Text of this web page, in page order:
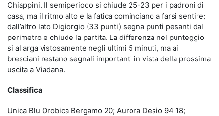
Chiappini. Il semiperiodo si chiude 25-23 per i padroni di
casa, ma il ritmo alto e la fatica cominciano a farsi sentire;
dall’altro lato Digiorgio (33 punti) segna punti pesanti dal
perimetro e chiude la partita. La differenza nel punteggio
si allarga vistosamente negli ultimi 5 minuti, ma ai
bresciani restano segnali importanti in vista della prossima
uscita a Viadana.
Classifica
Unica Blu Orobica Bergamo 20; Aurora Desio 94 18;